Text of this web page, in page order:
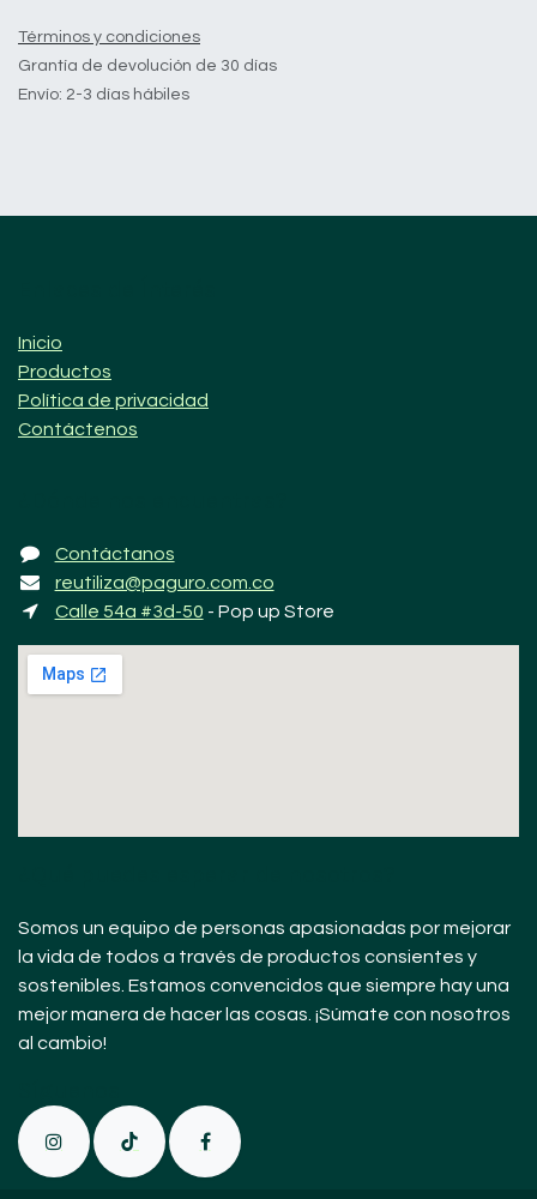
Términos y condiciones
Grantía de devolución de 30 días
Envío: 2-3 días hábiles
Inicio
Productos
Política de privacidad
Contáctenos
Contáctanos
reutiliza@paguro.com.co
Calle 54a #3d-50 - Pop up Store
Somos un equipo de personas apasionadas por mejorar
la vida de todos a través de productos consientes y
sostenibles. Estamos convencidos que siempre hay una
mejor manera de hacer las cosas. ¡Súmate con nosotros
al cambio!